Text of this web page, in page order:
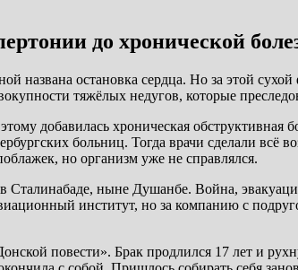
до хронической
остановка сердца. Но за этой
тяжёлых недугов, которые
добавилась хроническая обструктивная
больниц. Тогда врачи сделали всё
но организм уже не справлялся.
ныне Душанбе. Война,
институт, но за компанию с
повести». Брак продлился 17 лет и